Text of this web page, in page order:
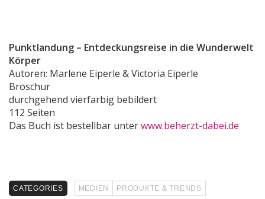
Punktlandung – Entdeckungsreise in die Wunderwelt
Körper
Autoren: Marlene Eiperle & Victoria Eiperle
Broschur
durchgehend vierfarbig bebildert
112 Seiten
Das Buch ist bestellbar unterwww.beherzt-dabei.de
CATEGORIES MEDIEN PRODUKTE & TRENDS